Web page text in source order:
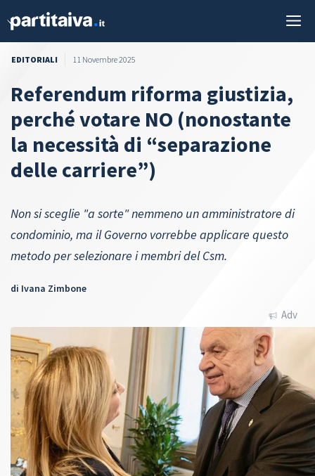
EDITORIALI 11 Novembre 2025
Referendum riforma giustizia,
perché votare NO (nonostante
la necessità di “separazione
delle carriere”)
Non si sceglie "a sorte" nemmeno un amministratore di
condominio, ma il Governo vorrebbe applicare questo
metodo per selezionare i membri del Csm.
di Ivana Zimbone
Adv